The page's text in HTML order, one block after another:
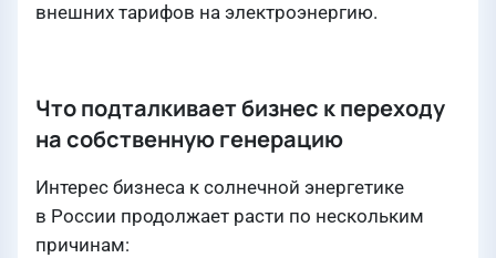
внешних тарифов на электроэнергию.
Что подталкивает бизнес к переходу
на собственную генерацию
Интерес бизнеса к солнечной энергетике
в России продолжает расти по нескольким
причинам: